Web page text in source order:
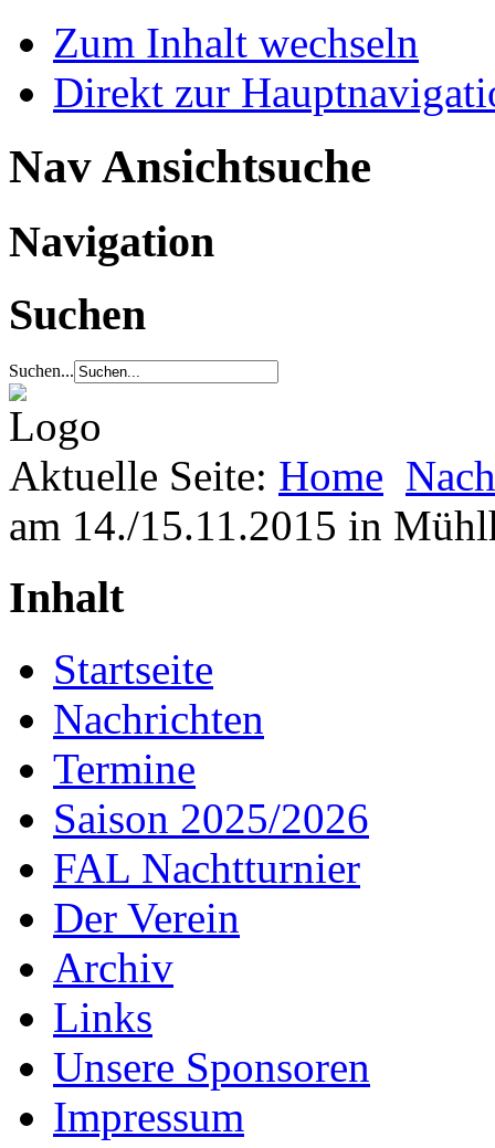
Zum Inhalt wechseln
Direkt zur
Nav Ansichtsuche
Navigation
Suchen
Suchen...
Aktuelle Seite: Home
am 14./15.11.2015 in
Inhalt
Startseite
Nachrichten
Termine
Saison 2025/2026
FAL Nachtturnier
Der Verein
Archiv
Links
Unsere Sponsoren
Impressum